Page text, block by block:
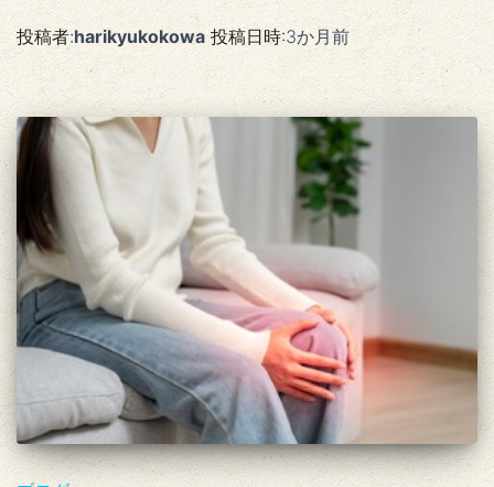
投稿者:harikyukokowa投稿日時:3か月前